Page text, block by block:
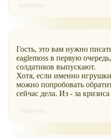
ответить
Гость, это вам нужно
eaglemoss в первую
солдатиков выпускают.
Хотя, если именно
можно попробовать
сейчас дела. Из - за кризиса
ответить